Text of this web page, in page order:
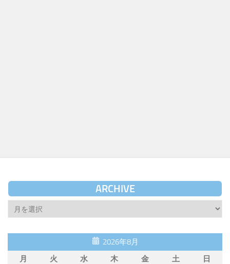
ARCHIVE
Archive
2026年8月
月
火 水 木 金 土
日